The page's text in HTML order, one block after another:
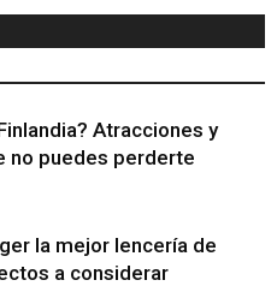
Atracciones y
no puedes perderte
la mejor lencería de
a considerar